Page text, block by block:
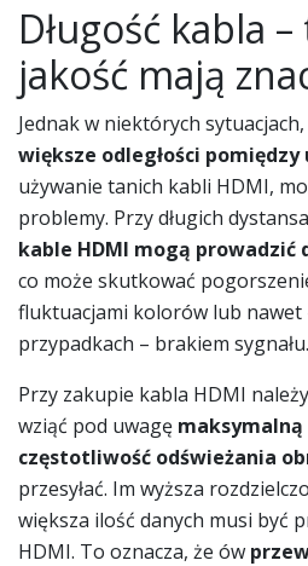
Długość kabla
jakość mają
Jednak w niektórych
większe odległości
używanie tanich kabli HDMI,
problemy. Przy długich
kable HDMI mogą prowadzić
co może skutkować
fluktuacjami kolorów lub nawet
przypadkach – brakiem sygnału.
Przy zakupie kabla HDMI
wziąć pod uwagę maksymalną
częstotliwość odświeżania
przesyłać. Im wyższa
większa ilość danych musi być
HDMI. To oznacza, że ów